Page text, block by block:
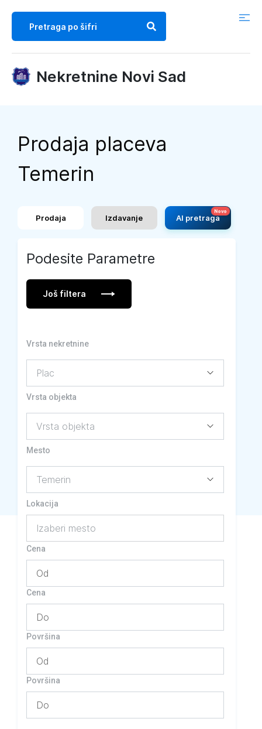
Nekretnine Novi Sad
Prodaja placeva
Temerin
Prodaja Izdavanje AI pretraga
Podesite Parametre
Još filtera
Vrsta nekretnine
Vrsta objekta
Mesto
Lokacija
Izaberi mesto
Cena
Cena
Površina
Površina